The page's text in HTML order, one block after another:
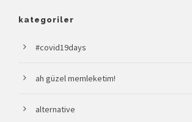
kategoriler
#covid19days
ah güzel memleketim!
alternative